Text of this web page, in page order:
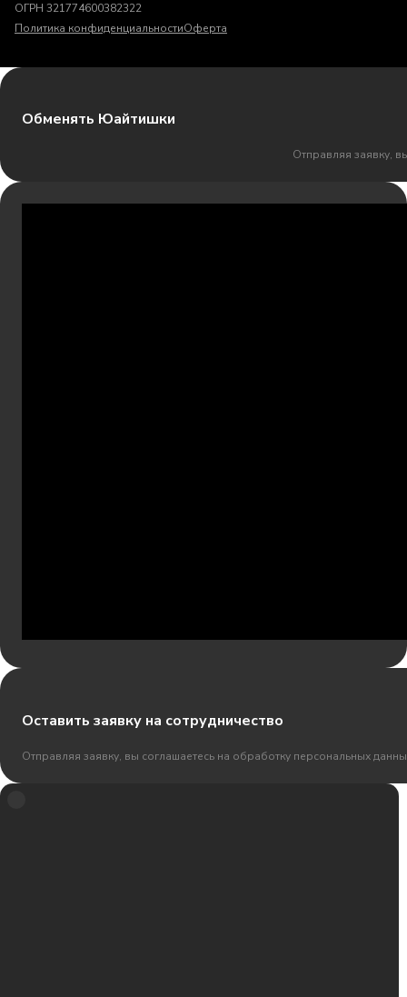
ОГРН 321774600382322
Политика конфиденциальностиОферта
Обменять Юайтишки
Отправляя заявку,
Оставить заявку на сотрудничество
Отправляя заявку, вы соглашаетесь на обработку персональных